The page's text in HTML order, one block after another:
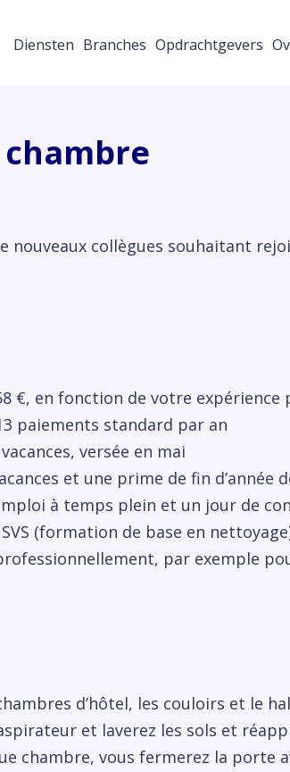
Diensten Branches Opdrachtgevers
nouveaux collègues souhaitant
€, en fonction de votre expérience
paiements standard par an
versée en mai
et une prime de fin d’année
à temps plein et un jour de
(formation de base en
par exemple
d’hôtel, les couloirs et le
et laverez les sols et
chambre, vous fermerez la porte